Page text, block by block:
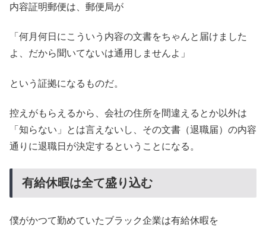
内容証明郵便は、郵便局が
「何月何日にこういう内容の文書をちゃんと届けました
よ、だから聞いてないは通用しませんよ」
という証拠になるものだ。
控えがもらえるから、会社の住所を間違えるとか以外は
「知らない」とは言えないし、その文書（退職届）の内容
通りに退職日が決定するということになる。
有給休暇は全て盛り込む
僕がかつて勤めていたブラック企業は有給休暇を